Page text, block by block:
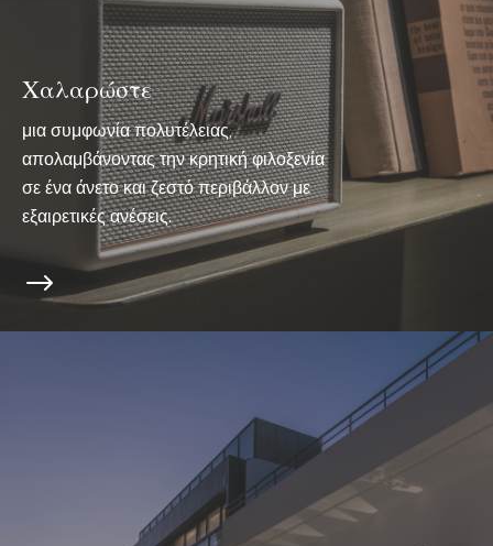
Χαλαρώστε
μια συμφωνία πολυτέλειας,
απολαμβάνοντας την κρητική φιλοξενία
σε ένα άνετο και ζεστό περιβάλλον με
εξαιρετικές ανέσεις.